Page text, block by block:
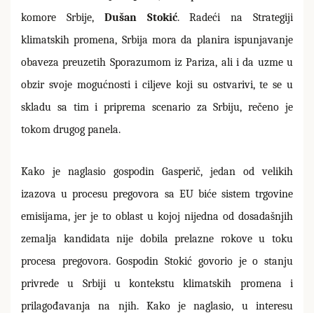
komore Srbije,Dušan Stokić. Radeći na Strategiji
klimatskih promena, Srbija mora da planira ispunjavanje
obaveza preuzetih Sporazumom iz Pariza, ali i da uzme u
obzir svoje mogućnosti i ciljeve koji su ostvarivi, te se u
skladu sa tim i priprema scenario za Srbiju, rečeno je
tokom drugog panela.
Kako je naglasio gospodin Gasperič, jedan od velikih
izazova u procesu pregovora sa EU biće sistem trgovine
emisijama, jer je to oblast u kojoj nijedna od dosadašnjih
zemalja kandidata nije dobila prelazne rokove u toku
procesa pregovora. Gospodin Stokić govorio je o stanju
privrede u Srbiji u kontekstu klimatskih promena i
prilagođavanja na njih. Kako je naglasio, u interesu